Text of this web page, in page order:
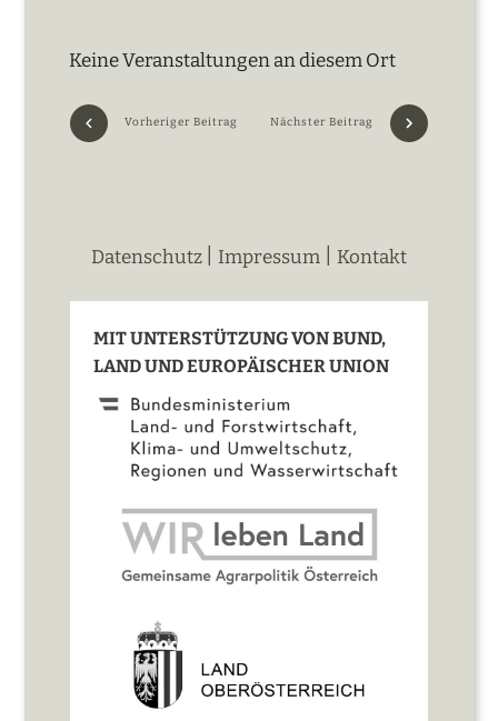
Keine Veranstaltungen an diesem Ort
Vorheriger Beitrag Nächster Beitrag
Datenschutz Impressum Kontakt
MIT UNTERSTÜTZUNG VON BUND,
LAND UND EUROPÄISCHER UNION